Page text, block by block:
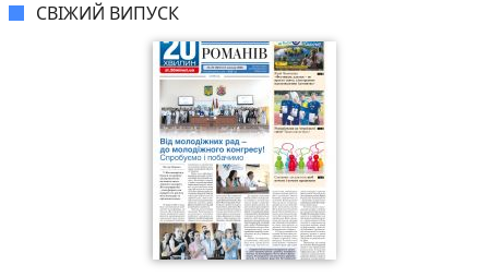
СВІЖИЙ ВИПУСК